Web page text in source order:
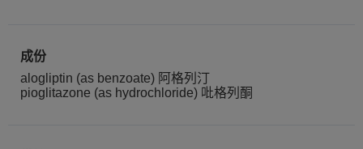
成份
alogliptin (as benzoate) 阿格列汀
pioglitazone (as hydrochloride) 吡格列酮